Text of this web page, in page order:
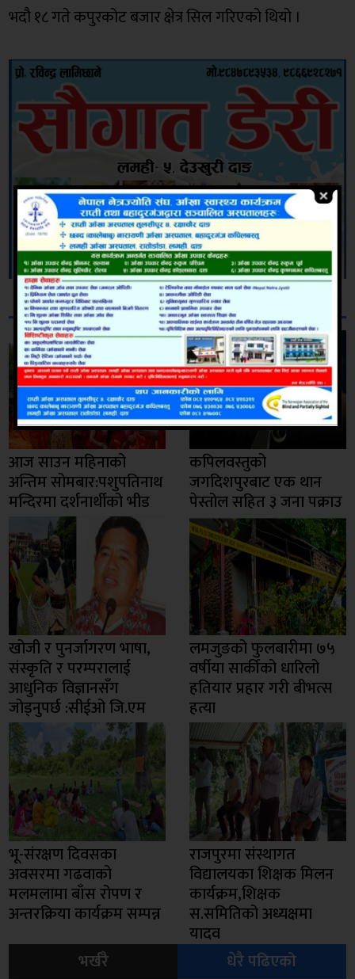
भदौ १८ गते कपुरकोट बजार क्षेत्र सिल गरिएको थियो ।
सम्बन्धित
आज साउन महिनाको
अन्तिम सोमबार:पशुपतिनाथ
मन्दिरमा दर्शनार्थीको भीड
कपिलवस्तुको
जगदिशपुरबाट एक थान
पेस्तोल सहित ३ जना पक्राउ
खोजी र पुनर्जागरण भाषा,
संस्कृति र परम्परालाई
आधुनिक विज्ञानसँग
जोड्नुपर्छ :सीईओ जि.एम
लमजुङको फुलबारीमा ७५
वर्षीया सार्कीको धारिलो
हतियार प्रहार गरी बीभत्स
हत्या
भू-संरक्षण दिवसका
अवसरमा गढवाको
मलमलामा बाँस रोपण र
अन्तरक्रिया कार्यक्रम सम्पन्न
राजपुरमा संस्थागत
विद्यालयका शिक्षक मिलन
कार्यक्रम,शिक्षक
स.समितिको अध्यक्षमा
यादव
भर्खरै
धेरै पढिएको